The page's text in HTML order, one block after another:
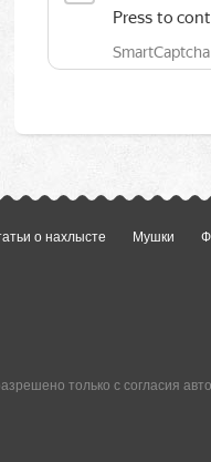
о нахлысте Мушки
только с согласия